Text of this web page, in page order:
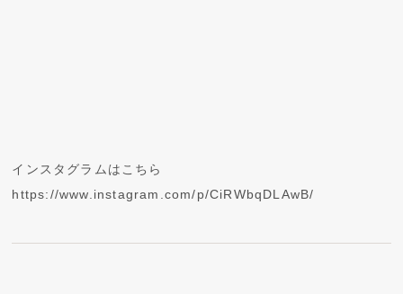
インスタグラムはこちら
https://www.instagram.com/p/CiRWbqDLAwB/